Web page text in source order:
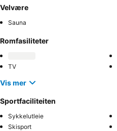
Velvære
Sauna
Romfasiliteter
TV
Vis mer
Sportfaciliteiten
Sykkelutleie
Skisport